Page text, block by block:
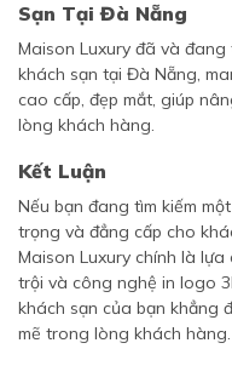
Sạn Tại Đà Nẵng
Maison Luxury đã và
khách sạn tại Đà Nẵng,
cao cấp, đẹp mắt, giúp
lòng khách hàng.
Kết Luận
Nếu bạn đang tìm kiếm
trọng và đẳng cấp cho
Maison Luxury chính là
trội và công nghệ in logo
khách sạn của bạn khẳng
mẽ trong lòng khách hàng.